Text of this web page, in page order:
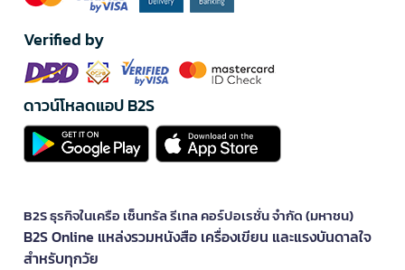
Verified by
ดาวน์โหลดแอป B2S
B2S ธุรกิจในเครือ เซ็นทรัล รีเทล คอร์ปอเรชั่น จำกัด (มหาชน)
B2S Online แหล่งรวมหนังสือ เครื่องเขียน และแรงบันดาลใจ
สำหรับทุกวัย